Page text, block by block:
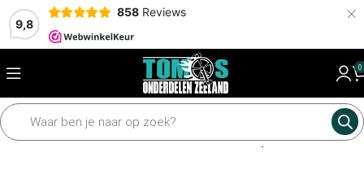
9,8
858 Reviews ×
0
Home Framedelen Sturen en toebehoren Grepen en hendels